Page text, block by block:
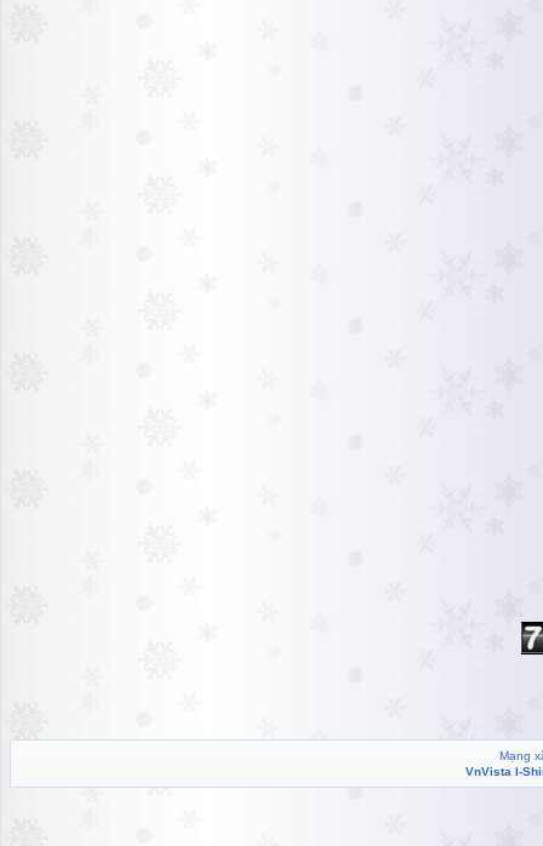
Mạng
VnVista I-